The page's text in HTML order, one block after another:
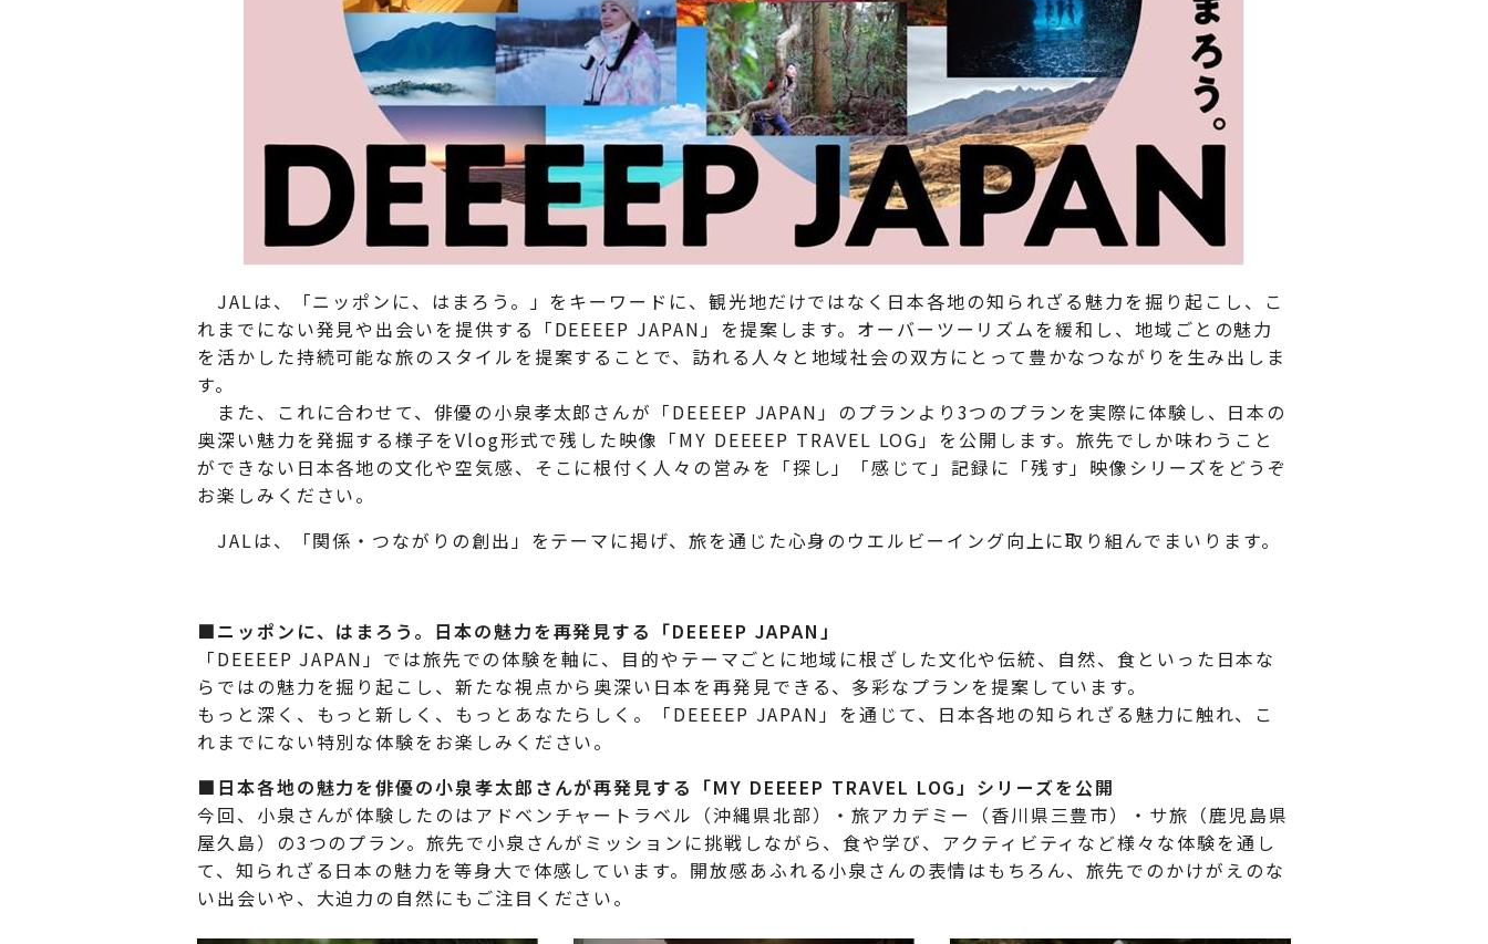
JALは、「ニッポンに、はまろう。」をキーワードに、観光地だけではなく日本各地の知られざる魅力を掘り起こし、こ
れまでにない発見や出会いを提供する「DEEEEP JAPAN」を提案します。オーバーツーリズムを緩和し、地域ごとの魅力
を活かした持続可能な旅のスタイルを提案することで、訪れる人々と地域社会の双方にとって豊かなつながりを生み出しま
す。
また、これに合わせて、俳優の小泉孝太郎さんが「DEEEEP JAPAN」のプランより3つのプランを実際に体験し、日本の
奥深い魅力を発掘する様子をVlog形式で残した映像「MY DEEEEP TRAVEL LOG」を公開します。旅先でしか味わうこと
ができない日本各地の文化や空気感、そこに根付く人々の営みを「探し」「感じて」記録に「残す」映像シリーズをどうぞ
お楽しみください。
JALは、「関係・つながりの創出」をテーマに掲げ、旅を通じた心身のウエルビーイング向上に取り組んでまいります。
■ニッポンに、はまろう。日本の魅力を再発見する「DEEEEP JAPAN」
「DEEEEP JAPAN」では旅先での体験を軸に、目的やテーマごとに地域に根ざした文化や伝統、自然、食といった日本な
らではの魅力を掘り起こし、新たな視点から奥深い日本を再発見できる、多彩なプランを提案しています。
もっと深く、もっと新しく、もっとあなたらしく。「DEEEEP JAPAN」を通じて、日本各地の知られざる魅力に触れ、こ
れまでにない特別な体験をお楽しみください。
■ 日本各地の魅力を俳優の小泉孝太郎さんが再発見する「MY DEEEEP TRAVEL LOG」シリーズを公開
今回、小泉さんが体験したのはアドベンチャートラベル（沖縄県北部）・旅アカデミー（香川県三豊市）・サ旅（鹿児島県
屋久島）の3つのプラン。旅先で小泉さんがミッションに挑戦しながら、食や学び、アクティビティなど様々な体験を通し
て、知られざる日本の魅力を等身大で体感しています。開放感あふれる小泉さんの表情はもちろん、旅先でのかけがえのな
い出会いや、大迫力の自然にもご注目ください。